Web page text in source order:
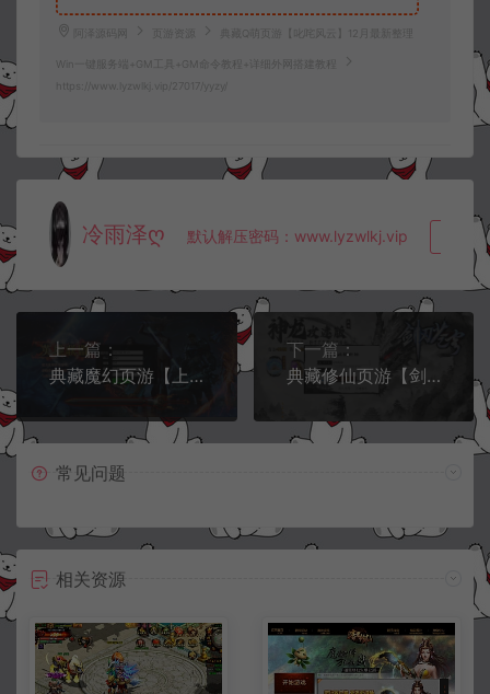
阿泽源码网 页游资源 典藏Q萌页游【叱咤风云】12月最新整理
Win一键服务端+GM工具+GM命令教程+详细外网搭建教程
https://www.lyzwlkj.vip/27017/yyzy/
冷雨泽ღ 默认解压密码：www.lyzwlkj.vip 复
上一篇：
典藏魔幻页游【上古封印】12月最新整理Win一键服务端+充值教程+详细外网搭建教程
下一篇：
典藏修仙页游【剑刃苍穹】12月最新整理Win一键服务端+GM充值后台+详细外网搭建教程
常见问题
相关资源